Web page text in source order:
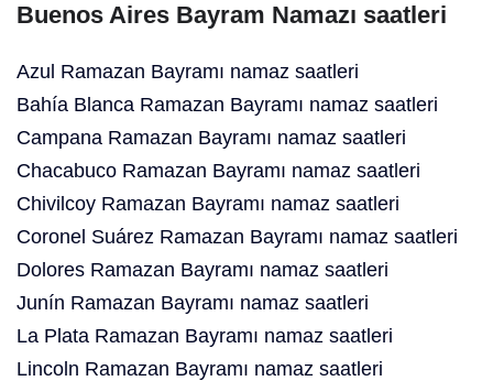
Buenos Aires Bayram Namazı saatleri
Azul Ramazan Bayramı namaz saatleri
Bahía Blanca Ramazan Bayramı namaz saatleri
Campana Ramazan Bayramı namaz saatleri
Chacabuco Ramazan Bayramı namaz saatleri
Chivilcoy Ramazan Bayramı namaz saatleri
Coronel Suárez Ramazan Bayramı namaz saatleri
Dolores Ramazan Bayramı namaz saatleri
Junín Ramazan Bayramı namaz saatleri
La Plata Ramazan Bayramı namaz saatleri
Lincoln Ramazan Bayramı namaz saatleri